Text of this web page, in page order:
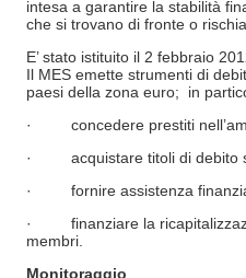
intesa a garantire la stabilità
che si trovano di fronte o
E’ stato istituito il 2 febbraio
Il MES emette strumenti di
paesi della zona euro; in
· concedere prestiti
· acquistare titoli di debito
· fornire assistenza
· finanziare la
membri.
Monitoraggio